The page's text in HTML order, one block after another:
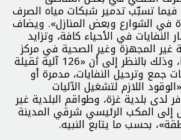
تسبّب تدمير شبكات مياه الصرف
في الشوارع وبعض المنازل». ويضاف
النفايات في الأحياء كافة، وتزايد
غير المجهزة وغير الصحية في مركز
المدينة ووسطها، وذلك بالنظر إلى أن «126 آلية ثقيلة
جمع وترحيل النفايات، مدمرة أو
اللازم لتشغيل الآليات
لدى بلدية غزة، وطواقم البلدية غير
إلى المكب الرئيسي شرقي المدينة
بحسب ما يتابع النبيه.